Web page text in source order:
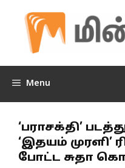
content
Menu
‘பராசக்தி’
‘இதயம் முரளி’
போட்ட சுதா